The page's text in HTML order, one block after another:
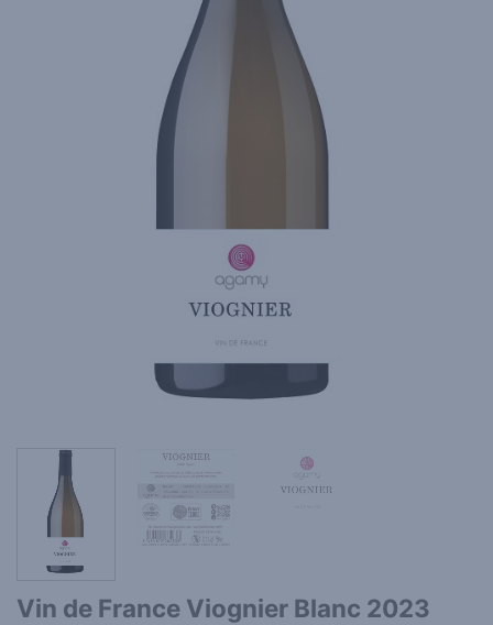
Vin de France Viognier Blanc 2023